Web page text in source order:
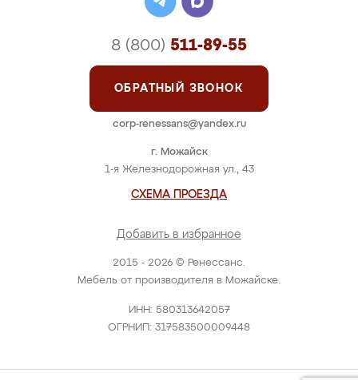
2015 - 2026 © Ренессанс.
Мебель от производителя в Можайске.
ИНН: 580313642057
ОГРНИП: 317583500009448
г. Можайск
1-я Железнодорожная ул., 43
СХЕМА ПРОЕЗДА
Добавить в избранное
8 (800) 511-89-55
ОБРАТНЫЙ ЗВОНОК
corp-renessans@yandex.ru